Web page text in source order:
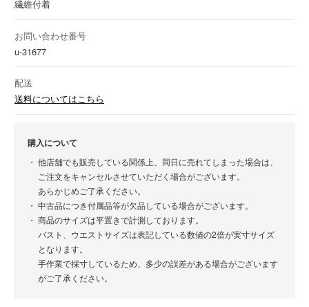
繊維付着
お問い合わせ番号
u-31677
配送
送料についてはこちら
購入について
他店舗でも販売している関係上、同日に売れてしまった場合は、
ご注文をキャンセルさせていただく場合がございます。
あらかじめご了承ください。
中古品につき付属品等が欠品している場合がございます。
商品のサイズは平置きで計測しております。
バスト、ウエストサイズは表記している数値の2倍が実寸サイズ
となります。
手作業で採寸しているため、多少の誤差がある場合がございます
がご了承ください。